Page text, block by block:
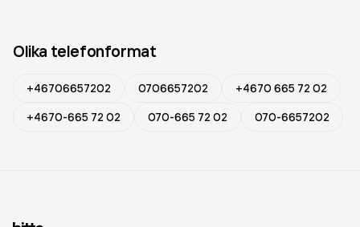
Olika telefonformat
+46706657202 0706657202
+4670 665 72 02
+4670-665 72 02
070-665 72 02 070-6657202